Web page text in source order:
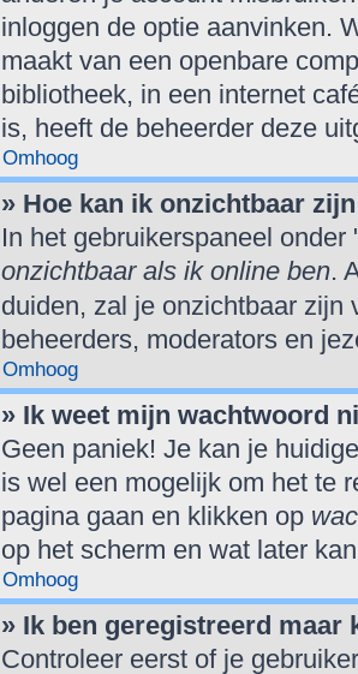
inloggen de optie aanvinken.
maakt van een openbare
bibliotheek, in een internet
is, heeft de beheerder deze
Omhoog
» Hoe kan ik onzichtbaar
In het gebruikerspaneel
onzichtbaar als ik online ben.
duiden, zal je onzichtbaar zijn
beheerders, moderators en
Omhoog
» Ik weet mijn wachtwoord
Geen paniek! Je kan je
is wel een mogelijk om het te
pagina gaan en klikken op
op het scherm en wat later
Omhoog
» Ik ben geregistreerd maar
Controleer eerst of je